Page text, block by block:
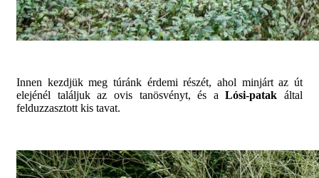
Innen kezdjük meg túránk érdemi részét, ahol minjárt az út
elejénél találjuk az ovis tanösvényt, és aLósi-patak által
felduzzasztott kis tavat.